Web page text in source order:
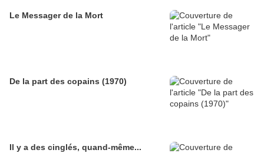
Le Messager de la Mort
De la part des copains (1970)
Il y a des cinglés, quand-même...